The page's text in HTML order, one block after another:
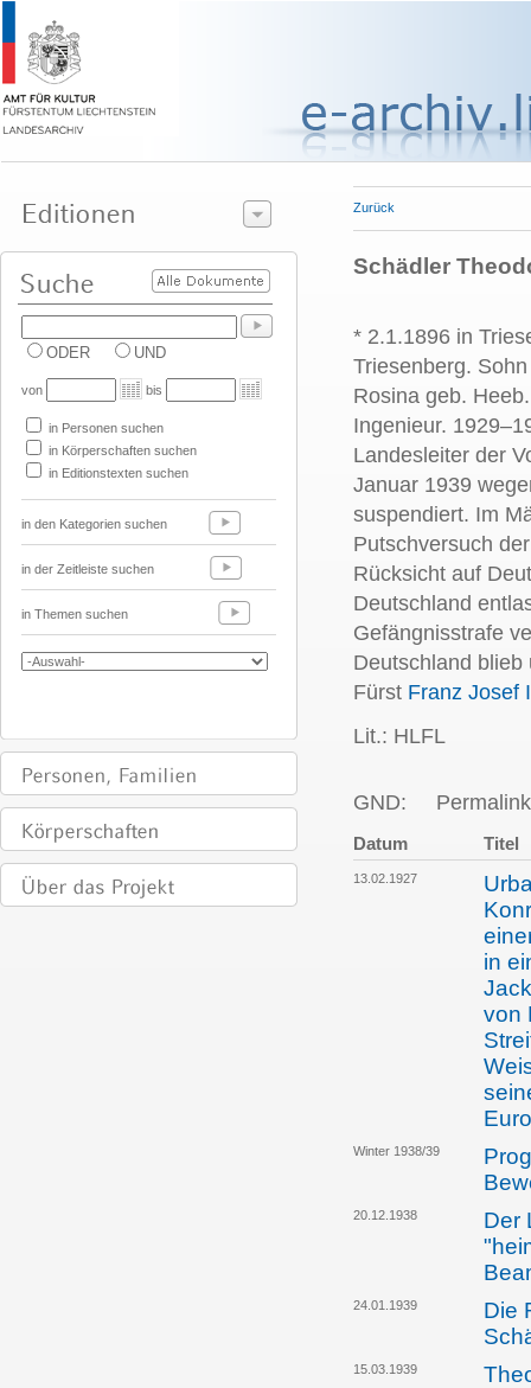
ODER UND
von bis
in Personen suchen
in Körperschaften suchen
in Editionstexten suchen
in den Kategorien suchen
in der Zeitleiste suchen
in Themen suchen
Zurück
Schädler
* 2.1.1896 in
Triesenberg.
Rosina geb.
Ingenieur.
Landesleiter der
Januar 1939
suspendiert. Im
Putschversuch
Rücksicht auf
Deutschland
Gefängnisstrafe
Deutschland
Fürst Franz Josef
Lit.: HLFL
GND:
Datum Titel
13.02.1927
in
von
Winter 1938/39
20.12.1938
Der
24.01.1939
Die
15.03.1939